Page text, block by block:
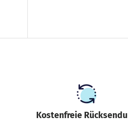
Kostenfreie